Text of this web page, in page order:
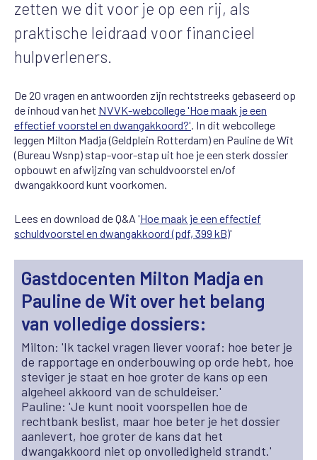
zetten we dit voor je op een rij, als
praktische leidraad voor financieel
hulpverleners.
De 20 vragen en antwoorden zijn rechtstreeks gebaseerd op
de inhoud van het NVVK-webcollege 'Hoe maak je een
effectief voorstel en dwangakkoord?' . In dit webcollege
leggen Milton Madja (Geldplein Rotterdam) en Pauline de Wit
(Bureau Wsnp) stap-voor-stap uit hoe je een sterk dossier
opbouwt en afwijzing van schuldvoorstel en/of
dwangakkoord kunt voorkomen.
Lees en download de Q&A 'Hoe maak je een effectief
schuldvoorstel en dwangakkoord (pdf, 399 kB)'
Gastdocenten Milton Madja en
Pauline de Wit over het belang
van volledige dossiers:
Milton: 'Ik tackel vragen liever vooraf: hoe beter je
de rapportage en onderbouwing op orde hebt, hoe
steviger je staat en hoe groter de kans op een
algeheel akkoord van de schuldeiser.'
Pauline: 'Je kunt nooit voorspellen hoe de
rechtbank beslist, maar hoe beter je het dossier
aanlevert, hoe groter de kans dat het
dwangakkoord niet op onvolledigheid strandt.'